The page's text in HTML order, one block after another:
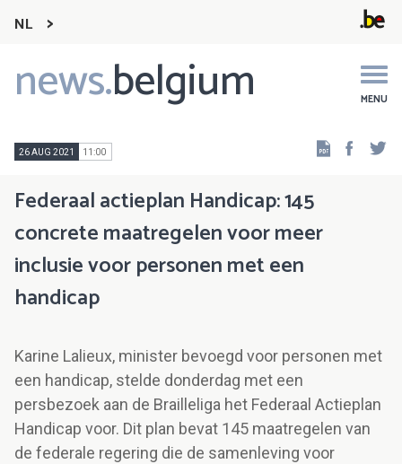
NL
news.belgium MENU
Main
navigation
26 AUG 2021 11:00
Federaal actieplan Handicap: 145
concrete maatregelen voor meer
inclusie voor personen met een
handicap
Karine Lalieux, minister bevoegd voor personen met
een handicap, stelde donderdag met een
persbezoek aan de Brailleliga het Federaal Actieplan
Handicap voor. Dit plan bevat 145 maatregelen van
de federale regering die de samenleving voor